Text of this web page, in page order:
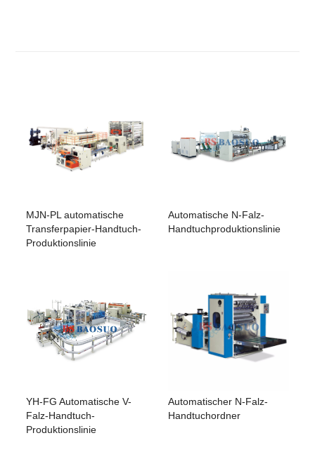
MJN-PL automatische
Transferpapier-Handtuch-
Produktionslinie
Automatische N-Falz-
Handtuchproduktionslinie
YH-FG Automatische V-
Falz-Handtuch-
Produktionslinie
Automatischer N-Falz-
Handtuchordner